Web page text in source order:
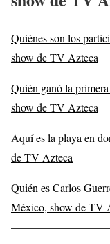
Quiénes son los
show de TV Azteca
Quién ganó la
show de TV Azteca
Aquí es la playa en
de TV Azteca
Quién es Carlos
México, show de TV